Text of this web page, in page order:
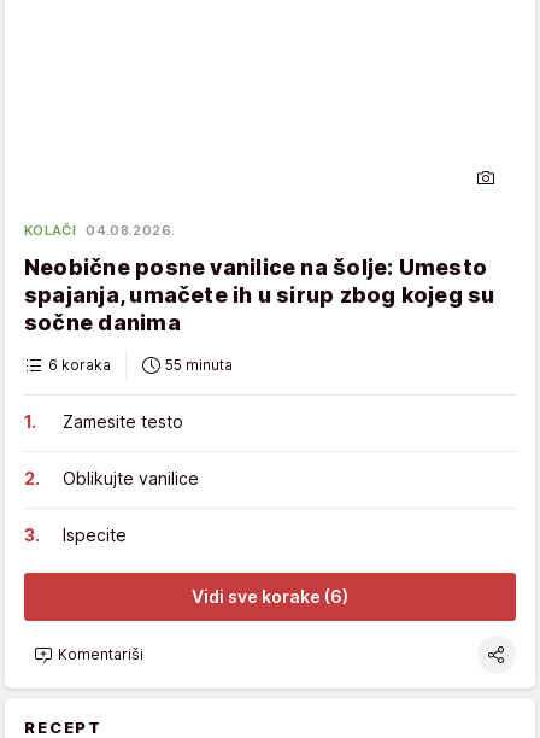
KOLAČI 04.08.2026.
Neobične posne vanilice na šolje: Umesto
spajanja, umačete ih u sirup zbog kojeg su
sočne danima
6 koraka 55 minuta
Zamesite testo
Oblikujte vanilice
Ispecite
Vidi sve korake (6)
Komentariši
RECEPT